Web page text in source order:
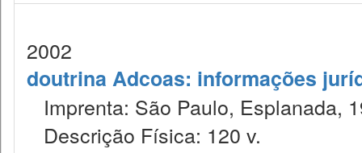
2002
doutrina Adcoas: informações
Imprenta: São Paulo, Esplanada,
Descrição Física: 120 v.